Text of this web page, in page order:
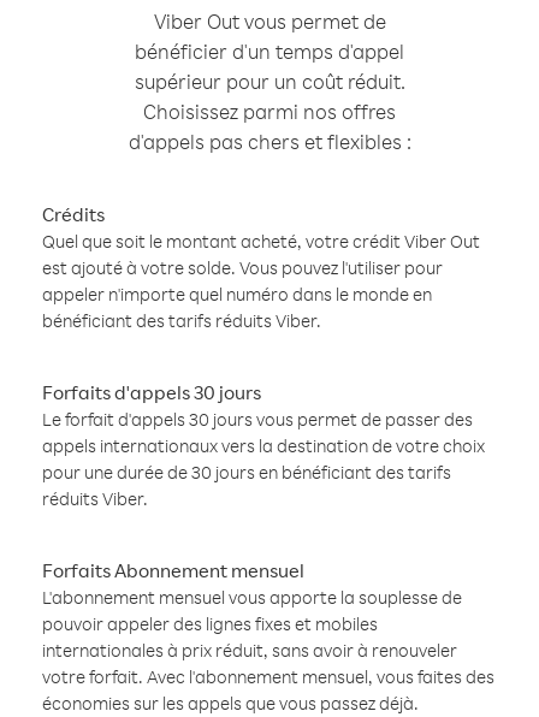
Viber Out vous permet de
bénéficier d'un temps d'appel
supérieur pour un coût réduit.
Choisissez parmi nos offres
d'appels pas chers et flexibles :
Crédits
Quel que soit le montant acheté, votre crédit Viber Out
est ajouté à votre solde. Vous pouvez l'utiliser pour
appeler n'importe quel numéro dans le monde en
bénéficiant des tarifs réduits Viber.
Forfaits d'appels 30 jours
Le forfait d'appels 30 jours vous permet de passer des
appels internationaux vers la destination de votre choix
pour une durée de 30 jours en bénéficiant des tarifs
réduits Viber.
Forfaits Abonnement mensuel
L'abonnement mensuel vous apporte la souplesse de
pouvoir appeler des lignes fixes et mobiles
internationales à prix réduit, sans avoir à renouveler
votre forfait. Avec l'abonnement mensuel, vous faites des
économies sur les appels que vous passez déjà.